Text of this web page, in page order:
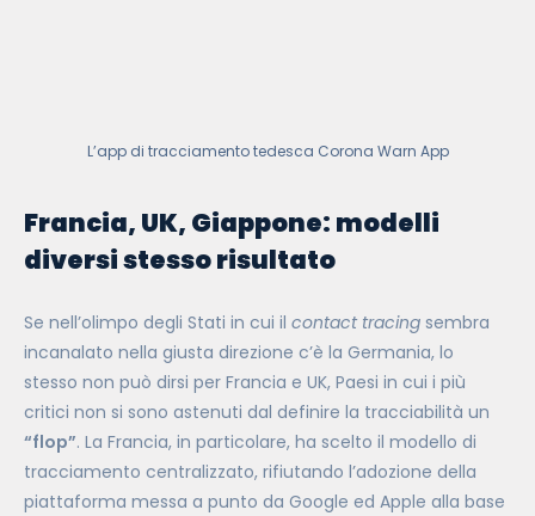
L’app di tracciamento tedesca Corona Warn App
Francia, UK, Giappone: modelli
diversi stesso risultato
Se nell’olimpo degli Stati in cui il contact tracing sembra
incanalato nella giusta direzione c’è la Germania, lo
stesso non può dirsi per Francia e UK, Paesi in cui i più
critici non si sono astenuti dal definire la tracciabilità un
“flop”. La Francia, in particolare, ha scelto il modello di
tracciamento centralizzato, rifiutando l’adozione della
piattaforma messa a punto da Google ed Apple alla base